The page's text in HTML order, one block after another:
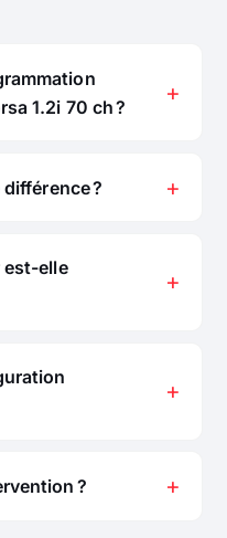
1.2i 70 ch ?
différence ?
est-elle
?